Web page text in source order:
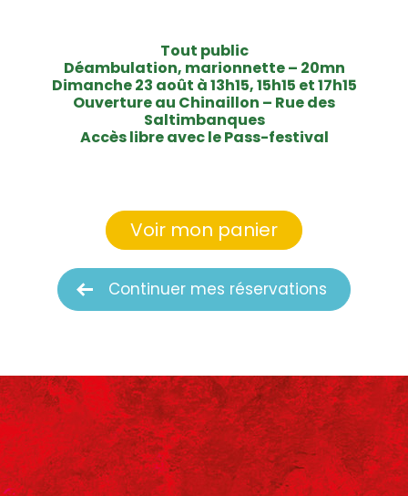
Tout public
Déambulation, marionnette – 20mn
Dimanche 23 août à 13h15, 15h15 et 17h15
Ouverture au Chinaillon – Rue des
Saltimbanques
Accès libre avec le Pass-festival
Continuer mes réservations
Voir mon panier